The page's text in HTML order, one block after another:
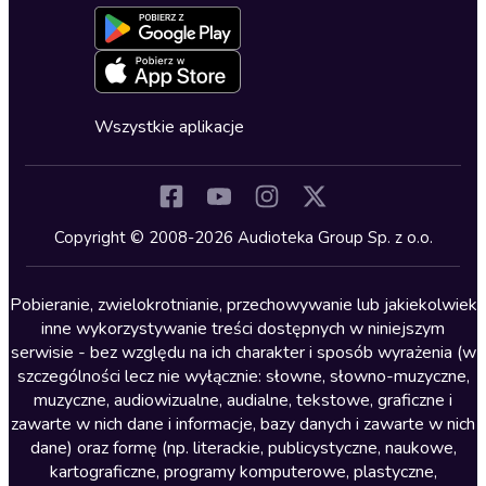
Dla młodzieży
Kryminały
Lektury szkolne
Literatura anglojęzyczna
Literatura faktu
Literatura obyczajowa
Literatura piękna obca
Literatura piękna polska
Formularz zgłaszania nielegalnych treści
Deklaracja dostępności
Oferta dla firm i bibliotek
Blog
Zapowiedzi
Cykle audiobooków
Wszystkie aplikacje
Copyright © 2008-2026 Audioteka Group Sp. z o.o.
Pobieranie, zwielokrotnianie, przechowywanie lub jakiekolwiek
inne wykorzystywanie treści dostępnych w niniejszym
serwisie - bez względu na ich charakter i sposób wyrażenia (w
szczególności lecz nie wyłącznie: słowne, słowno-muzyczne,
muzyczne, audiowizualne, audialne, tekstowe, graficzne i
zawarte w nich dane i informacje, bazy danych i zawarte w nich
dane) oraz formę (np. literackie, publicystyczne, naukowe,
kartograficzne, programy komputerowe, plastyczne,